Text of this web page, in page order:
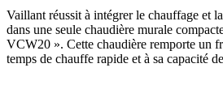
Vaillant réussit à intégrer le chauffage et
dans une seule chaudière murale
VCW20 ». Cette chaudière remporte un
temps de chauffe rapide et à sa capacité